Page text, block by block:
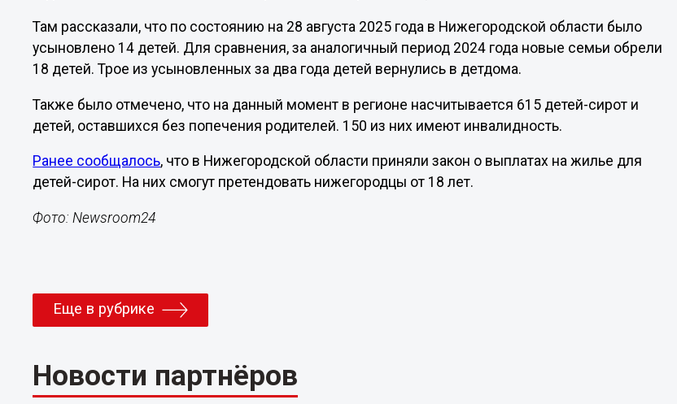
Там рассказали, что по состоянию на 28 августа 2025 года в Нижегородской области было
усыновлено 14 детей. Для сравнения, за аналогичный период 2024 года новые семьи обрели
18 детей. Трое из усыновленных за два года детей вернулись в детдома.
Также было отмечено, что на данный момент в регионе насчитывается 615 детей-сирот и
детей, оставшихся без попечения родителей. 150 из них имеют инвалидность.
Ранее сообщалось, что в Нижегородской области приняли закон о выплатах на жилье для
детей-сирот. На них смогут претендовать нижегородцы от 18 лет.
Фото: Newsroom24
Еще в рубрике
Новости партнёров